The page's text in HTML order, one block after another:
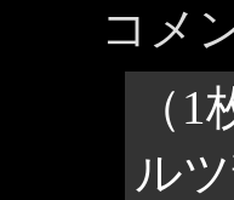
コメ
（
ル